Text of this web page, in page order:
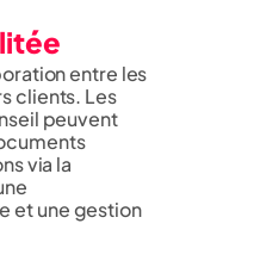
entre les
clients. Les
peuvent
via la
et une gestion